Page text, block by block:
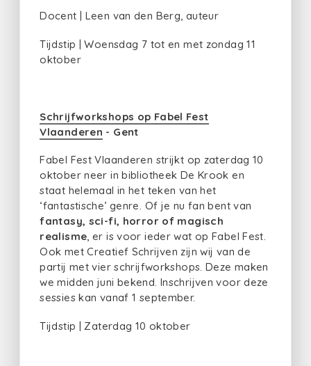
Docent | Leen van den Berg, auteur
Tijdstip | Woensdag 7 tot en met zondag 11
oktober
Schrijfworkshops op Fabel Fest
Vlaanderen - Gent
Fabel Fest Vlaanderen strijkt op zaterdag 10
oktober neer in bibliotheek De Krook en
staat helemaal in het teken van het
‘fantastische’ genre. Of je nu fan bent van
fantasy, sci-fi, horror of magisch
realisme, er is voor ieder wat op Fabel Fest.
Ook met Creatief Schrijven zijn wij van de
partij met vier schrijfworkshops. Deze maken
we midden juni bekend. Inschrijven voor deze
sessies kan vanaf 1 september.
Tijdstip | Zaterdag 10 oktober